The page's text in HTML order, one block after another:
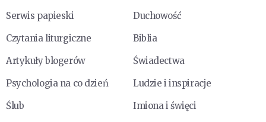
Serwis papieski
Duchowość
Czytania liturgiczne
Biblia
Artykuły blogerów
Świadectwa
Psychologia na co dzień
Ludzie i inspiracje
Ślub
Imiona i święci